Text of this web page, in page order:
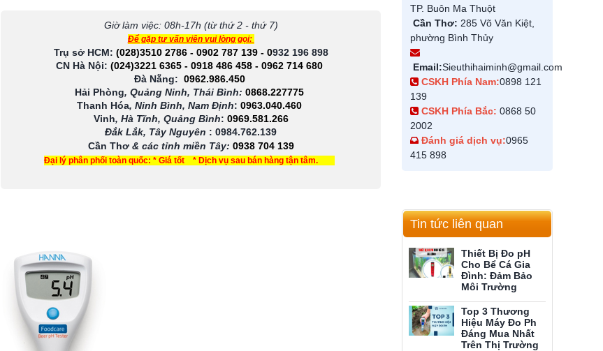
Giờ làm việc: 08h-17h (từ thứ 2 - thứ 7)
Để gặp tư vấn viên vui lòng gọi:
Trụ sở HCM: (028)3510 2786 - 0902 787 139- 0932 196 898
CN Hà Nội: (024)3221 6365 - 0918 486 458 - 0962 714 680
Đà Nẵng: 0962.986.450
Hải Phòng, Quảng Ninh, Thái Bình: 0868.227775
Thanh Hóa, Ninh Bình, Nam Định: 0963.040.460
Vinh, Hà Tĩnh, Quảng Bình: 0969.581.266
Đắk Lắk, Tây Nguyên : 0984.762.139
Cần Thơ & các tỉnh miền Tây: 0938 704 139
Đại lý phân phối toàn quốc: * Giá tốt * Dịch vụ sau bán hàng tận tâm.
TP. Buôn Ma Thuột
Cần Thơ: 285 Võ Văn Kiệt,
phường Bình Thủy
Email:Sieuthihaiminh@gmail.com
CSKH Phía Nam:0898 121
139
CSKH Phía Bắc: 0868 50
2002
Đánh giá dịch vụ:0965
415 898
Tin tức liên quan
Thiết Bị Đo pH
Cho Bể Cá Gia
Đình: Đảm Bảo
Môi Trường
Top 3 Thương
Hiệu Máy Đo Ph
Đáng Mua Nhất
Trên Thị Trường